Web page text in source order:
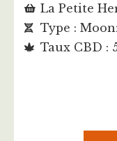
La Petite
Type :
Taux CBD :